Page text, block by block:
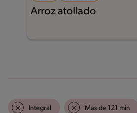
Arroz atollado
Integral Mas de 121 min